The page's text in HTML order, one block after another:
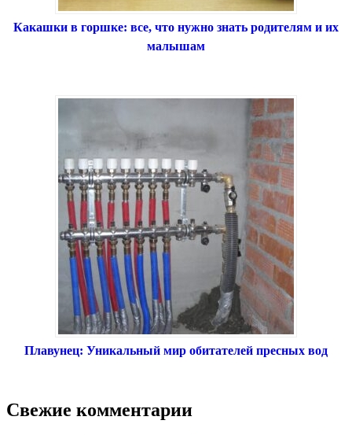
Какашки в горшке: все, что нужно знать родителям и их
малышам
Плавунец: Уникальный мир обитателей пресных вод
Свежие комментарии